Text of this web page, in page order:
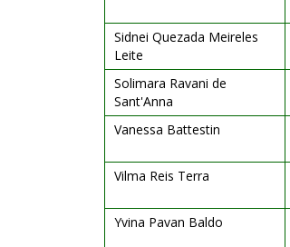
Sidnei Quezada Meireles
Leite
Solimara Ravani de
Sant'Anna
Vanessa Battestin
Vilma Reis Terra
Yvina Pavan Baldo